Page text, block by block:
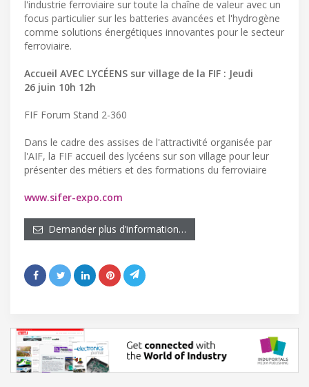
l'industrie ferroviaire sur toute la chaîne de valeur avec un
focus particulier sur les batteries avancées et l'hydrogène
comme solutions énergétiques innovantes pour le secteur
ferroviaire.
Accueil AVEC LYCÉENS sur village de la FIF : Jeudi
26 juin 10h 12h
FIF Forum Stand 2-360
Dans le cadre des assises de l'attractivité organisée par
l'AIF, la FIF accueil des lycéens sur son village pour leur
présenter des métiers et des formations du ferroviaire
www.sifer-expo.com
Demander plus d’information…